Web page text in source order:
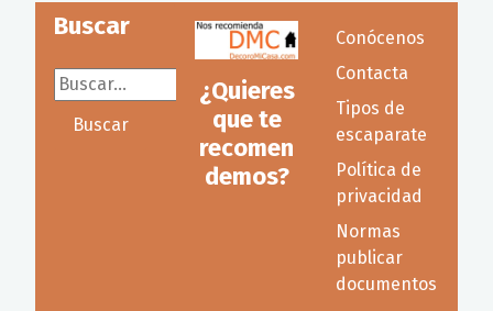
Buscar
Buscar...
Buscar
¿Quieres
que te
recomen
demos?
Conócenos
Contacta
Tipos de
escaparate
Política de
privacidad
Normas
publicar
documentos